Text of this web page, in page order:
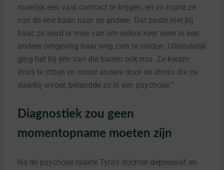
moeilijk een vast contract te krijgen, en zo hopte ze
van de ene baan naar de andere. Dat paste niet bij
haar, ze werd er moe van om iedere keer weer in een
andere omgeving haar weg zien te vinden. Uiteindelijk
ging het bij één van die banen ook mis. Ze kwam
thuis te zitten en onder andere door de stress die ze
daarbij ervoer, belandde ze in een psychose.”
Diagnostiek zou geen
momentopname moeten zijn
Na de psychose raakte Tyra’s dochter depressief en